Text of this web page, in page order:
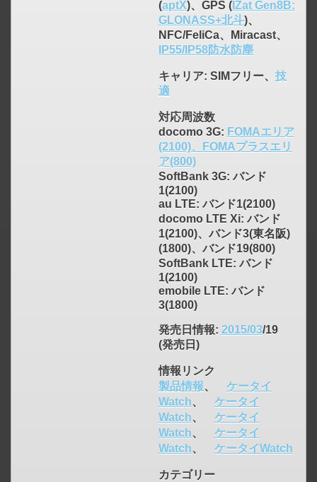
(aptX)、GPS (IZat Gen8B:
GLONASS+北斗)、
NFC/FeliCa、Miracast、
IP55/IP58防水防塵
キャリア: SIMフリー、 技
適
対応周波数
docomo 3G: FOMAエリア
(2100)、FOMAプラスエリ
ア(800)
SoftBank 3G: バンド
1(2100)
au LTE: バンド1(2100)
docomo LTE Xi: バンド
1(2100)、バンド3(東名阪)
(1800)、バンド19(800)
SoftBank LTE: バンド
1(2100)
emobile LTE: バンド
3(1800)
発売日情報: 2015/03/19
(発売日)
情報リンク
製品情報、
ケータイ
Watch、
ケータイ
Watch、
ケータイ
Watch、
ケータイ
Watch、 ケータイWatch
カテゴリー
click to expand contents